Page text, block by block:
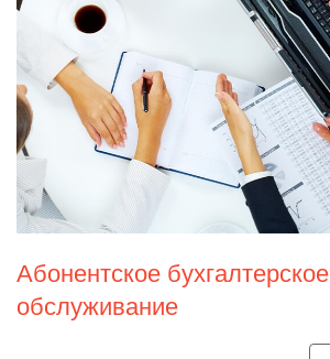
Абонентское бухгалтерское
обслуживание